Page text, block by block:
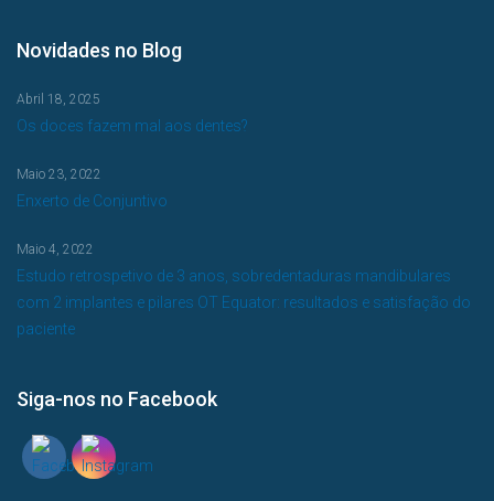
Novidades no Blog
Os doces fazem mal aos dentes?
Abril 18, 2025
Enxerto de Conjuntivo
Maio 23, 2022
Estudo retrospetivo de 3 anos, sobredentaduras mandibulares
com 2 implantes e pilares OT Equator: resultados e satisfação do
paciente
Maio 4, 2022
Siga-nos no Facebook